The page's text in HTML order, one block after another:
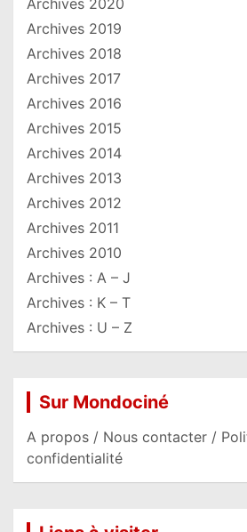
Archives 2019
Archives 2018
Archives 2017
Archives 2016
Archives 2015
Archives 2014
Archives 2013
Archives 2012
Archives 2011
Archives 2010
Archives : A – J
Archives : K – T
Archives : U – Z
Sur Mondociné
A propos / Nous contacter /
confidentialité